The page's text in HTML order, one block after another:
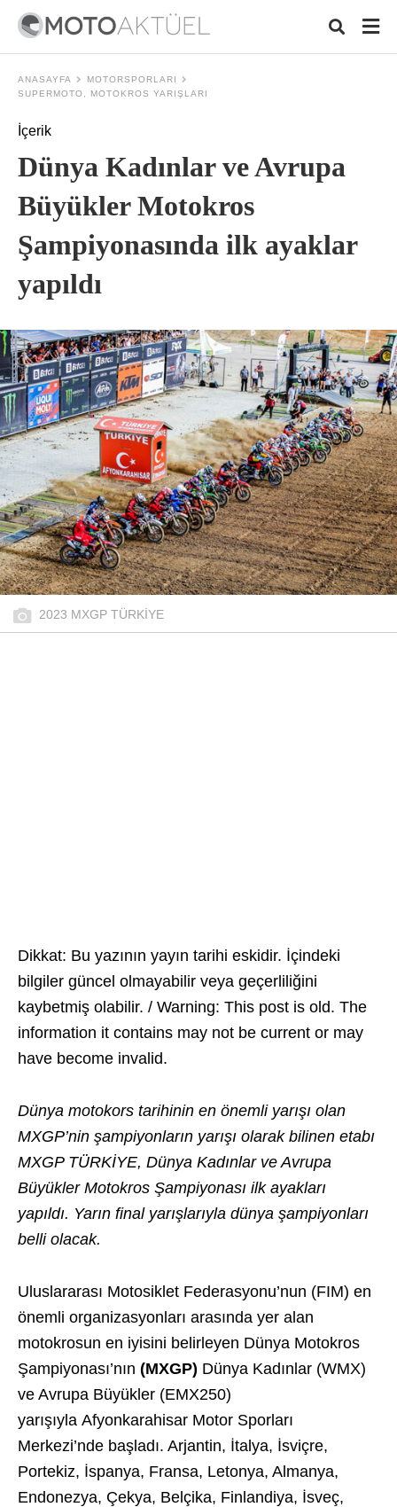
ANASAYFA
MOTORSPORLARI
SUPERMOTO, MOTOKROS YARIŞLARI
İçerik
Dünya Kadınlar ve Avrupa
Büyükler Motokros
Şampiyonasında ilk ayaklar
yapıldı
2023 MXGP TÜRKİYE
Dikkat: Bu yazının yayın tarihi eskidir. İçindeki
bilgiler güncel olmayabilir veya geçerliliğini
kaybetmiş olabilir. / Warning: This post is old. The
information it contains may not be current or may
have become invalid.
Dünya motokors tarihinin en önemli yarışı olan
MXGP’nin şampiyonların yarışı olarak bilinen etabı
MXGP TÜRKİYE, Dünya Kadınlar ve Avrupa
Büyükler Motokros Şampiyonası ilk ayakları
yapıldı. Yarın final yarışlarıyla dünya şampiyonları
belli olacak.
Uluslararası Motosiklet Federasyonu’nun (FIM) en
önemli organizasyonları arasında yer alan
motokrosun en iyisini belirleyen Dünya Motokros
Şampiyonası’nın (MXGP) Dünya Kadınlar (WMX)
ve Avrupa Büyükler (EMX250)
yarışıyla Afyonkarahisar Motor Sporları
Merkezi’nde başladı. Arjantin, İtalya, İsviçre,
Portekiz, İspanya, Fransa, Letonya, Almanya,
Endonezya, Çekya, Belçika, Finlandiya, İsveç,